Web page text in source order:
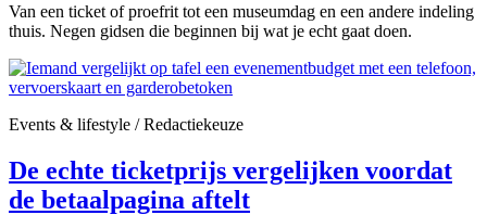
Van een ticket of proefrit tot een museumdag en een andere indeling
thuis. Negen gidsen die beginnen bij wat je echt gaat doen.
Events & lifestyle / Redactiekeuze
De echte ticketprijs vergelijken voordat
de betaalpagina aftelt